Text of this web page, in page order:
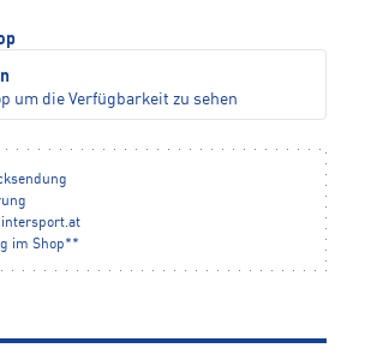
um die Verfügbarkeit zu sehen
intersport.at
im Shop**